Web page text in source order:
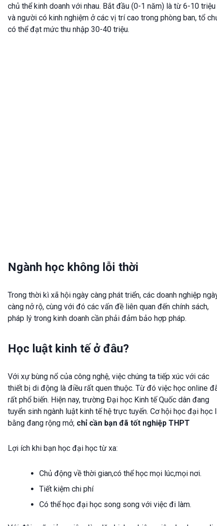
chủ thể kinh doanh với nhau. Bắt đầu (0-1 năm) là từ 6-10 triệu
và người có kinh nghiệm ở các vị trí cao trong phòng ban, tổ
có thể đạt mức thu nhập 30-40 triệu.
Ngành học không lỗi thời
Trong thời kì xã hội ngày càng phát triển, các doanh nghiệp
càng nở rộ, cùng với đó các vấn đề liên quan đến chính sách,
pháp lý trong kinh doanh cần phải đảm bảo hợp pháp.
Học luật kinh tế ở đâu?
Với xự bùng nổ của công nghệ, việc chúng ta tiếp xúc với các
thiết bị di động là điều rất quen thuộc. Từ đó việc học online
rất phổ biến. Hiện nay, trường Đại học Kinh tế Quốc dân đang
tuyển sinh ngành luật kinh tế hệ trực tuyến. Cơ hội học đại học
bằng đang rộng mở, chỉ cần bạn đã tốt nghiệp THPT
Lợi ích khi bạn học đại học từ xa:
Chủ động về thời gian,có thể học mọi lúc,mọi nơi.
Tiết kiệm chi phí
Có thể học đại học song song với việc đi làm.